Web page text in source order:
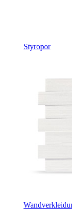
Styropor